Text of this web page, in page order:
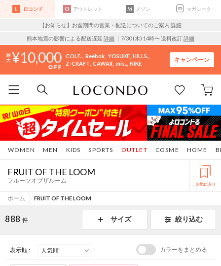
ロコンド アウトレット メゾン マガシーク
【お知らせ】お盆期間の営業・配送についてのご案内 詳細
熊本地震の影響による配送遅延 詳細 ｜7/30 (木) 14時〜 送料改訂詳細
10,000 COLE.. Reebok YOSUKE HILLS..
Z-CRAFT CAWAII mis.. NIKE
キャンペーン
WOMEN MEN KIDS SPORTS COSME HOME
OUTLET
FRUIT OF THE LOOM
フルーツオブザルーム お気に入り
ホーム FRUIT OF THE LOOM
888 件 サイズ 絞り込む
表示順 : カラーをまとめる